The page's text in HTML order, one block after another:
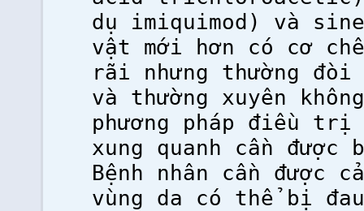
dụ imiquimod) và
vật mới hơn có cơ
rãi nhưng thường
và thường xuyên
phương pháp điều trị
xung quanh cần được
Bệnh nhân cần
vùng da có thể bị